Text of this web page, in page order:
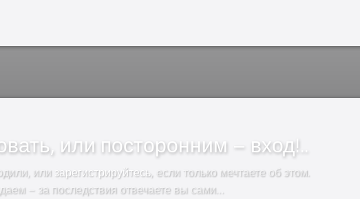
или посторонним – вход!..
или зарегистрируйтесь, если только мечтаете об этом.
– за последствия отвечаете вы сами…